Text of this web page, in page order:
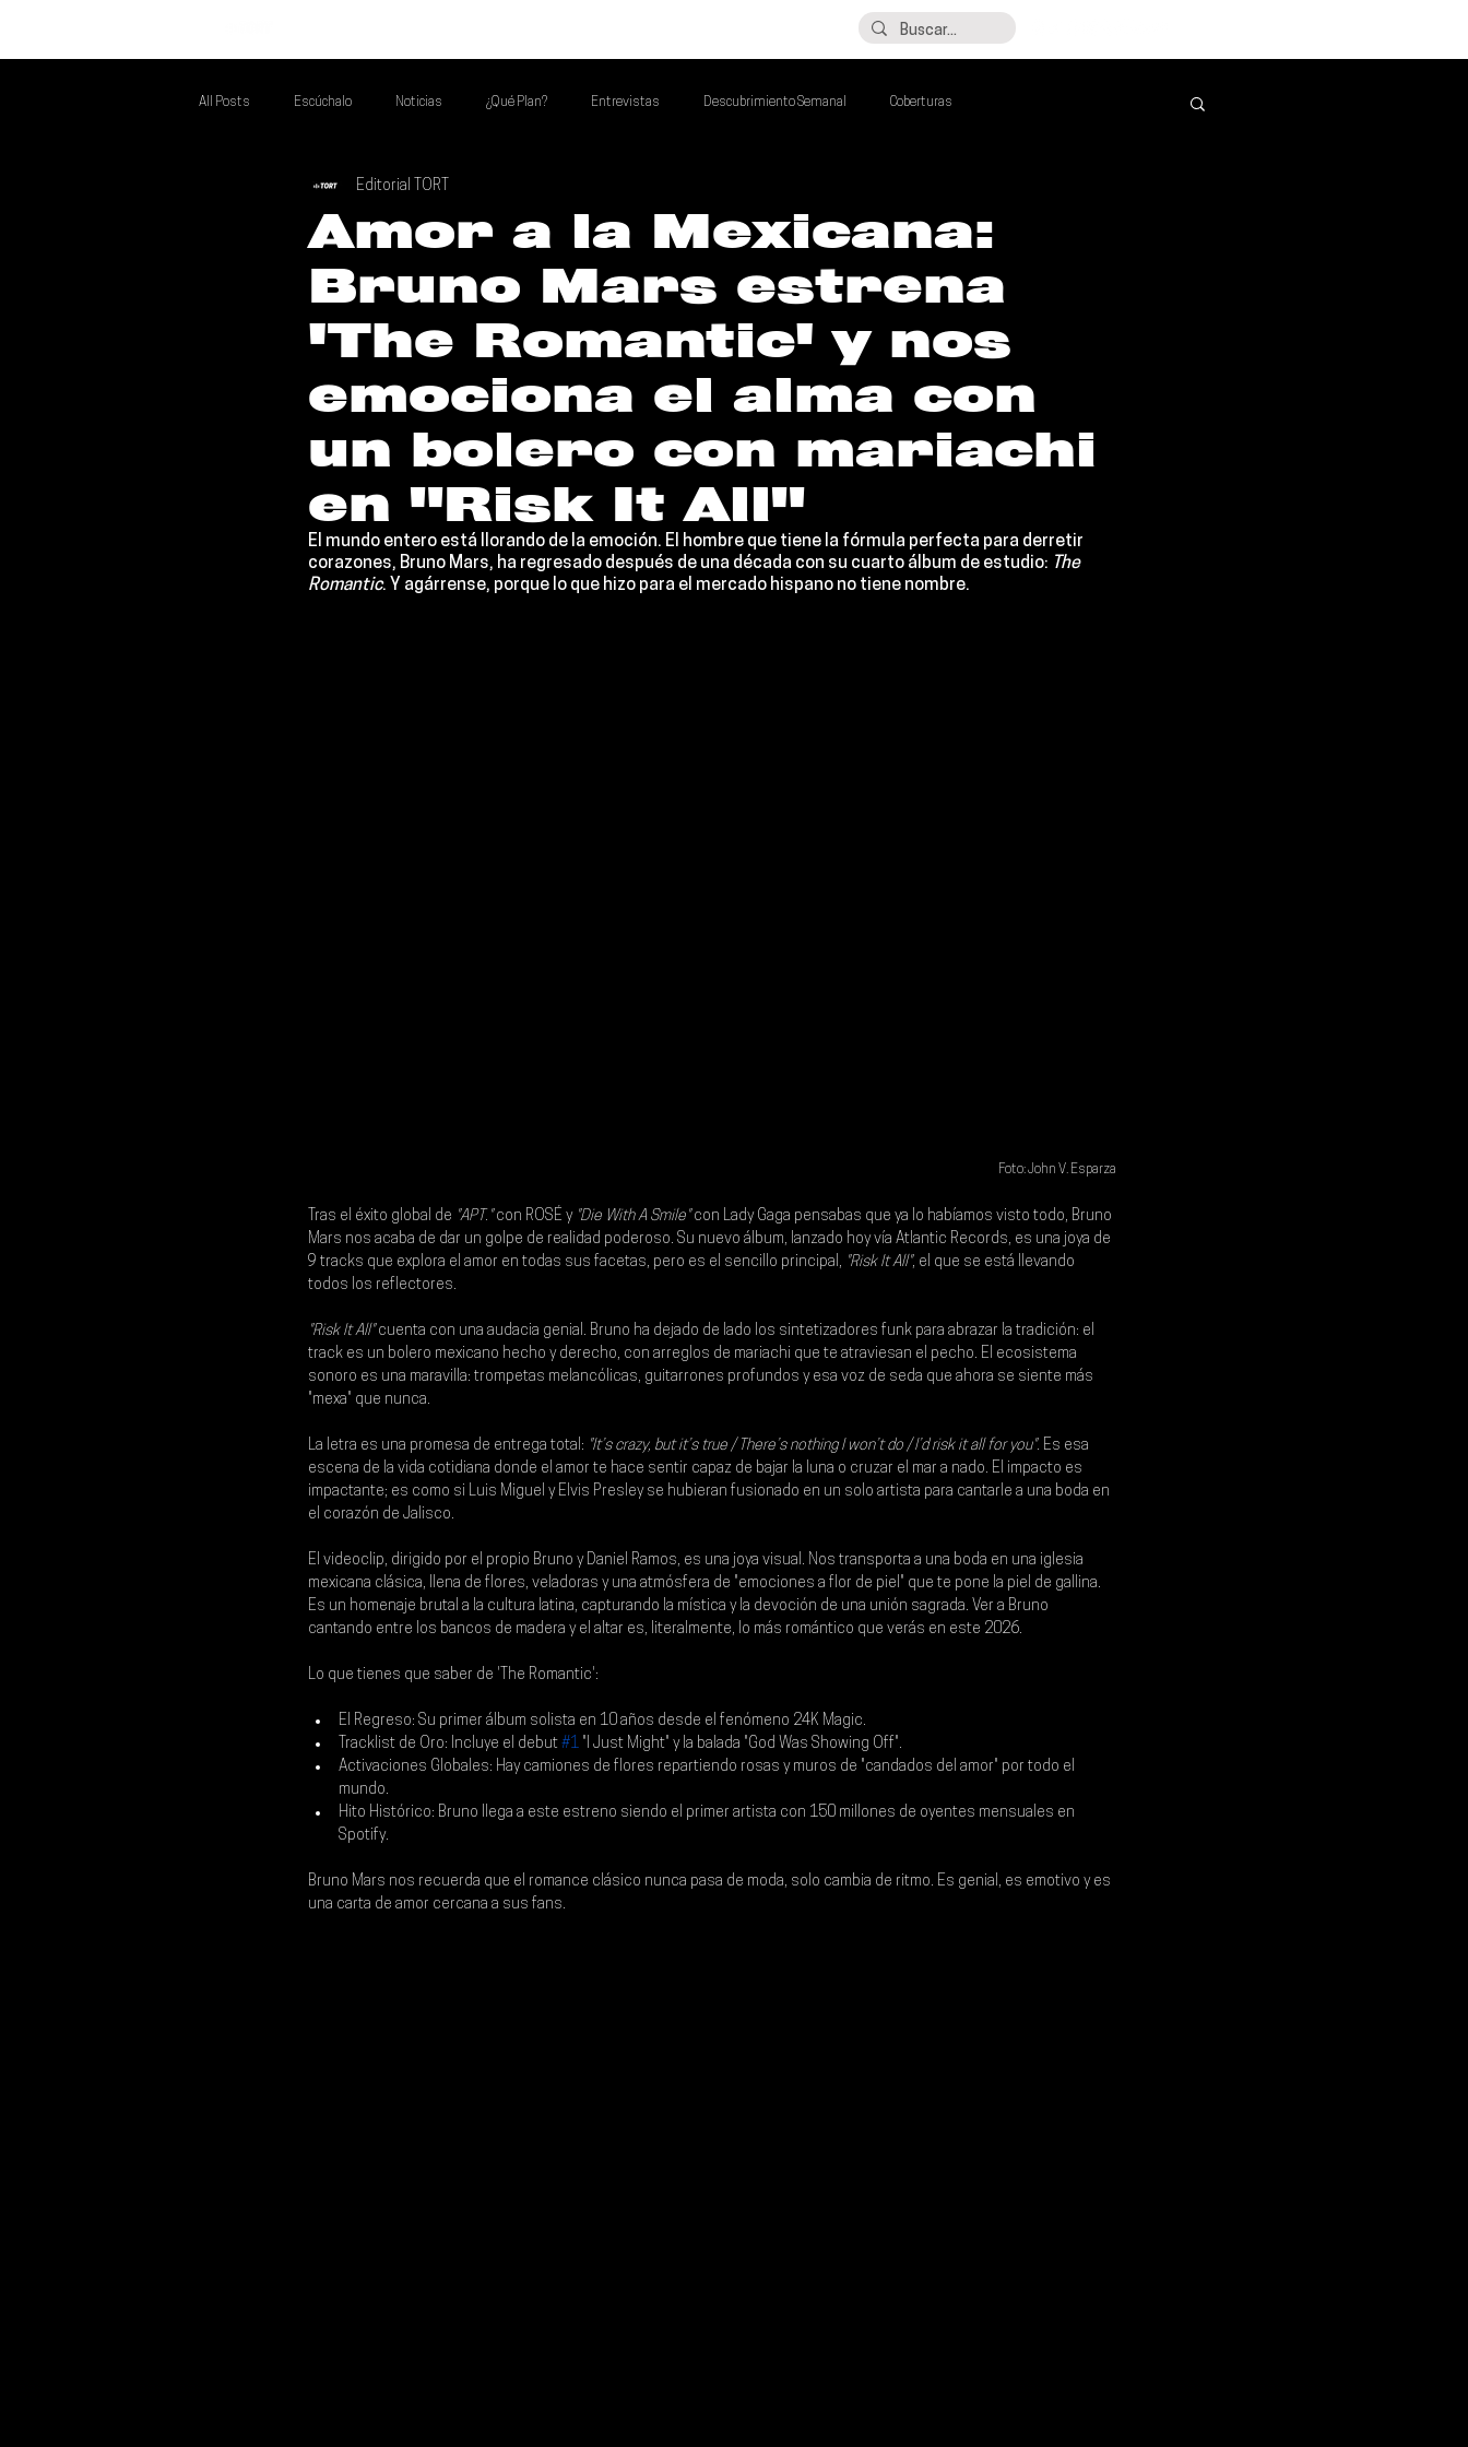
All Posts Escúchalo Noticias ¿Qué Plan? Entrevistas Descubrimiento Semanal Coberturas
Si Te Gusta... Te Recomendamos A...
Poder Latino Que Descubrir Mejores de la Semana Talento Mexa Semanal Álbumes de la Semana
Amor a la Mexicana:
Bruno Mars estrena
'The Romantic' y nos
emociona el alma con
un bolero con mariachi
en "Risk It All"
Editorial TORT
El mundo entero está llorando de la emoción. El hombre que tiene la fórmula perfecta para derretir
corazones, Bruno Mars, ha regresado después de una década con su cuarto álbum de estudio: The
Romantic. Y agárrense, porque lo que hizo para el mercado hispano no tiene nombre.
Foto: John V. Esparza
Tras el éxito global de "APT." con ROSÉ y "Die With A Smile" con Lady Gaga pensabas que ya lo habíamos visto todo, Bruno
Mars nos acaba de dar un golpe de realidad poderoso. Su nuevo álbum, lanzado hoy vía Atlantic Records, es una joya de
9 tracks que explora el amor en todas sus facetas, pero es el sencillo principal, "Risk It All", el que se está llevando
todos los reflectores.
"Risk It All" cuenta con una audacia genial. Bruno ha dejado de lado los sintetizadores funk para abrazar la tradición: el
track es un bolero mexicano hecho y derecho, con arreglos de mariachi que te atraviesan el pecho. El ecosistema
sonoro es una maravilla: trompetas melancólicas, guitarrones profundos y esa voz de seda que ahora se siente más
"mexa" que nunca.
La letra es una promesa de entrega total: "It’s crazy, but it’s true / There’s nothing I won’t do / I’d risk it all for you". Es esa
escena de la vida cotidiana donde el amor te hace sentir capaz de bajar la luna o cruzar el mar a nado. El impacto es
impactante; es como si Luis Miguel y Elvis Presley se hubieran fusionado en un solo artista para cantarle a una boda en
el corazón de Jalisco.
El videoclip, dirigido por el propio Bruno y Daniel Ramos, es una joya visual. Nos transporta a una boda en una iglesia
mexicana clásica, llena de flores, veladoras y una atmósfera de "emociones a flor de piel" que te pone la piel de gallina.
Es un homenaje brutal a la cultura latina, capturando la mística y la devoción de una unión sagrada. Ver a Bruno
cantando entre los bancos de madera y el altar es, literalmente, lo más romántico que verás en este 2026.
Lo que tienes que saber de 'The Romantic':
El Regreso: Su primer álbum solista en 10 años desde el fenómeno 24K Magic.
Tracklist de Oro: Incluye el debut #1 "I Just Might" y la balada "God Was Showing Off".
Activaciones Globales: Hay camiones de flores repartiendo rosas y muros de "candados del amor" por todo el
mundo.
Hito Histórico: Bruno llega a este estreno siendo el primer artista con 150 millones de oyentes mensuales en
Spotify.
Bruno Mars nos recuerda que el romance clásico nunca pasa de moda, solo cambia de ritmo. Es genial, es emotivo y es
una carta de amor cercana a sus fans.